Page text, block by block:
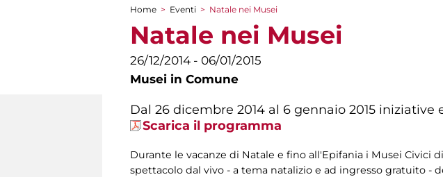
Tu sei qui
Home > Eventi > Natale nei Musei
Natale nei Musei
26/12/2014 - 06/01/2015
Musei in Comune
Dal 26 dicembre 2014 al 6 gennaio 2015
Scarica il programma
Durante le vacanze di Natale e fino all'Epifania i Musei
spettacolo dal vivo - a tema natalizio e ad ingresso gratuito -